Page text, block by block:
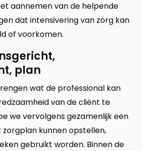
aannemen van de helpende
dat intensivering van zorg kan
of voorkomen.
plan
wat de professional kan
van de cliënt te
we vervolgens gezamenlijk een
kunnen opstellen,
gebruikt worden. Binnen de